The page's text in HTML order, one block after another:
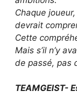
Chaque
devrait
Cette
Mais s’il n’y
de passé, pas
TEAMGEIST-